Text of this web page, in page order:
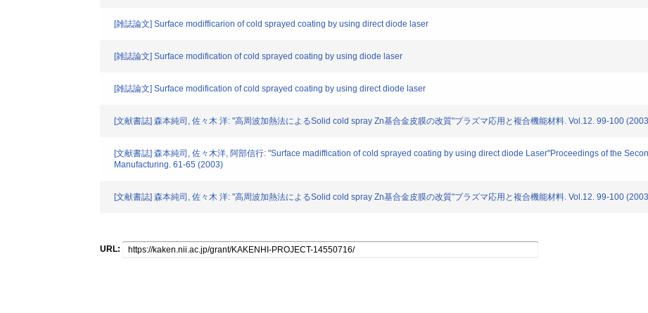
[雑誌論文] Surface modifficarion of cold sprayed coating by using direct diode laser
[雑誌論文] Surface modification of cold sprayed coating by using diode laser
[雑誌論文] Surface modification of cold sprayed coating by using direct diode laser
[文献書誌] 森本純司, 佐々木 洋: "高周波加熱法によるSolid cold spray Zn基合金皮膜の改質"プラズマ応用と複合機能材料. Vol.12. 99-100
[文献書誌] 森本純司, 佐々木洋, 阿部信行: "Surface madiffication of cold sprayed coating by using direct diode Laser"Proceedings of the
Manufacturing. 61-65 (2003)
[文献書誌] 森本純司, 佐々木 洋: "高周波加熱法によるSolid cold spray Zn基合金皮膜の改質"プラズマ応用と複合機能材料. Vol.12. 99-100
URL: